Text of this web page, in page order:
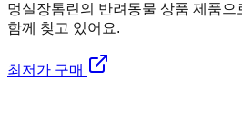
멍실장톰린의 반려동물 상품 제품으
함께 찾고 있어요.
최저가 구매